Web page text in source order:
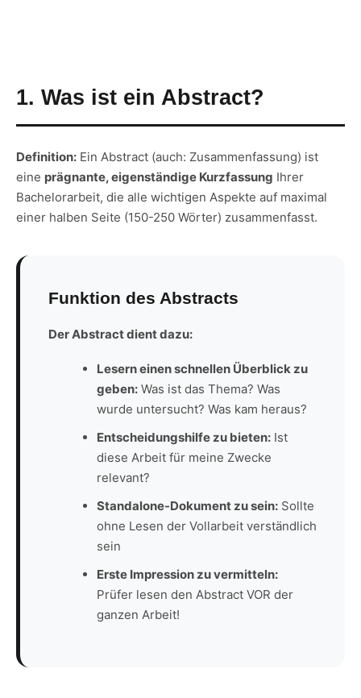
1. Was ist ein Abstract?
Definition: Ein Abstract (auch: Zusammenfassung) ist
eine prägnante, eigenständige Kurzfassung Ihrer
Bachelorarbeit, die alle wichtigen Aspekte auf maximal
einer halben Seite (150-250 Wörter) zusammenfasst.
Funktion des Abstracts
Der Abstract dient dazu:
Lesern einen schnellen Überblick zu
geben: Was ist das Thema? Was
wurde untersucht? Was kam heraus?
Entscheidungshilfe zu bieten: Ist
diese Arbeit für meine Zwecke
relevant?
Standalone-Dokument zu sein: Sollte
ohne Lesen der Vollarbeit verständlich
sein
Erste Impression zu vermitteln:
Prüfer lesen den Abstract VOR der
ganzen Arbeit!